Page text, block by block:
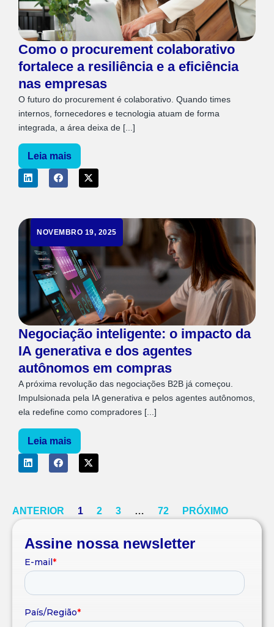
Como o procurement colaborativo
fortalece a resiliência e a eficiência
nas empresas
O futuro do procurement é colaborativo. Quando times
internos, fornecedores e tecnologia atuam de forma
integrada, a área deixa de [...]
Leia mais
NOVEMBRO 19, 2025
Negociação inteligente: o impacto da
IA generativa e dos agentes
autônomos em compras
A próxima revolução das negociações B2B já começou.
Impulsionada pela IA generativa e pelos agentes autônomos,
ela redefine como compradores [...]
Leia mais
ANTERIOR 1 2 3 … 72 PRÓXIMO
Assine nossa newsletter